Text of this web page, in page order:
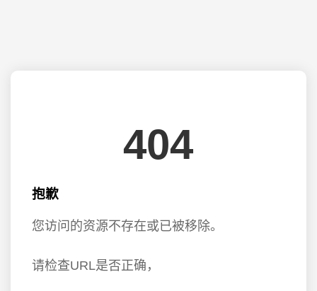
404
抱歉
您访问的资源不存在或已被移除。
请检查URL是否正确，